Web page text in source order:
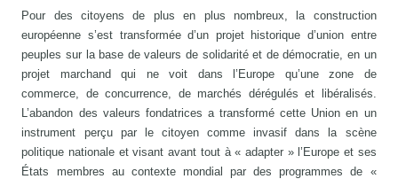
Pour des citoyens de plus en plus nombreux, la construction
européenne s’est transformée d’un projet historique d’union entre
peuples sur la base de valeurs de solidarité et de démocratie, en un
projet marchand qui ne voit dans l’Europe qu’une zone de
commerce, de concurrence, de marchés dérégulés et libéralisés.
L’abandon des valeurs fondatrices a transformé cette Union en un
instrument perçu par le citoyen comme invasif dans la scène
politique nationale et visant avant tout à « adapter » l’Europe et ses
États membres au contexte mondial par des programmes de «